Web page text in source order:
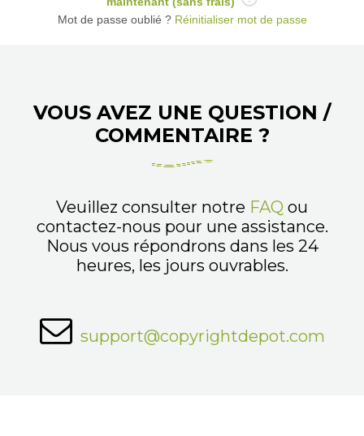
Mot de passe oublié ?Réinitialiser mot de passe
VOUS AVEZ UNE QUESTION /
COMMENTAIRE ?
Veuillez consulter notre FAQ ou
contactez-nous pour une assistance.
Nous vous répondrons dans les 24
heures, les jours ouvrables.
support@copyrightdepot.com